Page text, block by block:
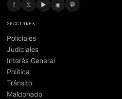
f 𝕏 ▶ ◉ 💬
SECCIONES
Policiales
Judiciales
Interés General
Política
Tránsito
Maldonado